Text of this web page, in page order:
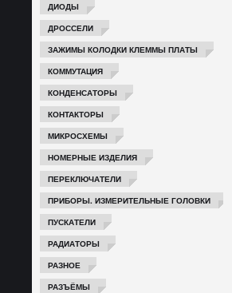
ДИОДЫ
ДРОССЕЛИ
ЗАЖИМЫ КОЛОДКИ КЛЕММЫ ПЛАТЫ
КОММУТАЦИЯ
КОНДЕНСАТОРЫ
КОНТАКТОРЫ
МИКРОСХЕМЫ
НОМЕРНЫЕ ИЗДЕЛИЯ
ПЕРЕКЛЮЧАТЕЛИ
ПРИБОРЫ. ИЗМЕРИТЕЛЬНЫЕ ГОЛОВКИ
ПУСКАТЕЛИ
РАДИАТОРЫ
РАЗНОЕ
РАЗЪЁМЫ